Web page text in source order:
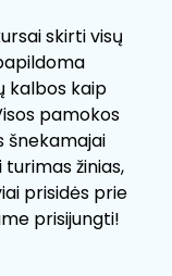
skirti visų
kalbos kaip
pamokos
šnekamajai
žinias,
prisidės prie
prisijungti!